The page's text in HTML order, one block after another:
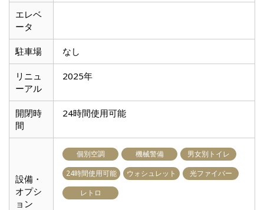
エレベ
ータ
駐車場 なし
リニュ
ーアル
2025年
開閉時
間
24時間使用可能
設備・
オプシ
ョン
個別空調 機械警備
男女別トイレ
24時間使用可能
ウォシュレット
光ファイバー
レトロ